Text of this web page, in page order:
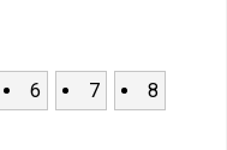
6 7 8